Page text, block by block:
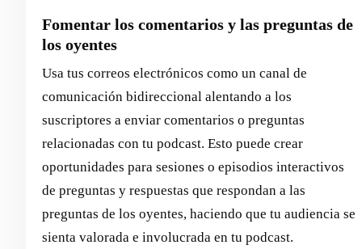
Fomentar los comentarios y las preguntas de
los oyentes
Usa tus correos electrónicos como un canal de
comunicación bidireccional alentando a los
suscriptores a enviar comentarios o preguntas
relacionadas con tu podcast. Esto puede crear
oportunidades para sesiones o episodios interactivos
de preguntas y respuestas que respondan a las
preguntas de los oyentes, haciendo que tu audiencia se
sienta valorada e involucrada en tu podcast.